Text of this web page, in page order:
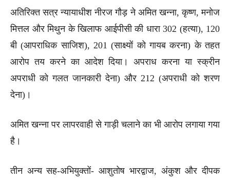
अतिरिक्त सत्र न्यायाधीश नीरज गौड़ ने अमित खन्ना, कृष्ण, मनोज
मित्तल और मिथुन के खिलाफ आईपीसी की धारा 302 (हत्या), 120
बी (आपराधिक साजिश), 201 (साक्ष्यों को गायब करना) के तहत
आरोप तय करने का आदेश दिया। अपराध करना या स्क्रीन
अपराधी को गलत जानकारी देना) और 212 (अपराधी को शरण
देना)।
अमित खन्ना पर लापरवाही से गाड़ी चलाने का भी आरोप लगाया गया
है।
तीन अन्य सह-अभियुक्तों- आशुतोष भारद्वाज, अंकुश और दीपक